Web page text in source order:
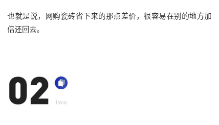
也就是说，网购瓷砖省下来的那点差价， 很容易在别的地方加
倍还回去。